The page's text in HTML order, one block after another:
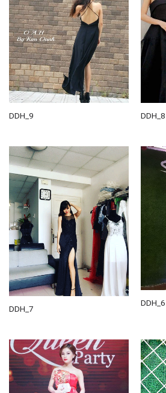
DDH_9 DDH_8
DDH_7
DDH_6